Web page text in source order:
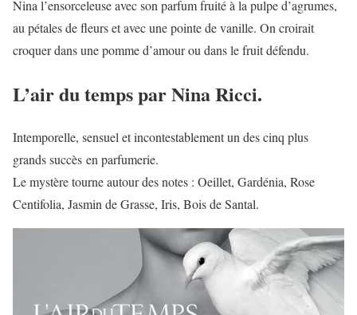
Nina l’ensorceleuse avec son parfum fruité à la pulpe d’agrumes,
au pétales de fleurs et avec une pointe de vanille. On croirait
croquer dans une pomme d’amour ou dans le fruit défendu.
L’air du temps par Nina Ricci.
Intemporelle, sensuel et incontestablement un des cinq plus
grands succès en parfumerie.
Le mystère tourne autour des notes : Oeillet, Gardénia, Rose
Centifolia, Jasmin de Grasse, Iris, Bois de Santal.